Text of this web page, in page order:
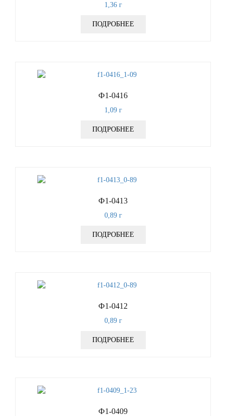
1,36г
ПОДРОБНЕЕ
Ф1-0416
1,09г
ПОДРОБНЕЕ
Ф1-0413
0,89г
ПОДРОБНЕЕ
Ф1-0412
0,89г
ПОДРОБНЕЕ
Ф1-0409